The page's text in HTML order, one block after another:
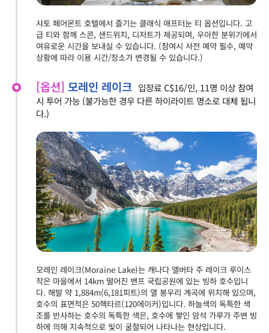
샤토 페어몬트 호텔에서 즐기는 클래식 애프터눈 티 옵션입니다. 고
급 티와 함께 스콘, 샌드위치, 디저트가 제공되며, 우아한 분위기에서
여유로운 시간을 보내실 수 있습니다. (참여시 사전 예약 필수, 예약
상황에 따라 이용 시간/장소가 변경될 수 있습니다.)
[옵션] 모레인 레이크 입장료 C$16/인, 11명 이상 참여
시 투어 가능 (불가능한 경우 다른 하이라이트 명소로 대체 됩니
다.)
모레인 레이크(Moraine Lake)는 캐나다 앨버타 주 레이크 루이스
작은 마을에서 14km 떨어진 밴프 국립공원에 있는 빙하 호수입니
다. 해발 약 1,884m(6,181피트)의 열 봉우리 계곡에 위치해 있으며,
호수의 표면적은 50헥타르(120에이커)입니다. 하늘색의 독특한 색
조를 반사하는 호수의 독특한 색은, 호수에 쌓인 암석 가루가 주변 빙
하에 의해 지속적으로 빛이 굴절되어 나타나는 현상입니다.